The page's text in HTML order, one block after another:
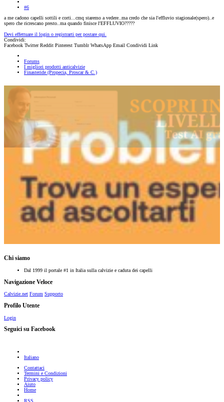
#6
a me cadono capelli sottili e corti...cmq staremo a vedere..ma credo che sia l'effluvio stagionale(spero)..e
spero che ricrescano presto..ma quando finisce l'EFFLUVIO?????
Devi effettuare il login o registrarti per postare qui.
Condividi:
Facebook Twitter Reddit Pinterest Tumblr WhatsApp Email Condividi Link
Forums
I migliori prodotti anticalvizie
Finasteride (Propecia, Proscar & C.)
Chi siamo
Dal 1999 il portale #1 in Italia sulla calvizie e caduta dei capelli
Navigazione Veloce
Calvizie.net Forum Supporto
Profilo Utente
Login
Seguici su Facebook
Italiano
Contattaci
Termini e Condizioni
Privacy policy
Aiuto
Home
RSS